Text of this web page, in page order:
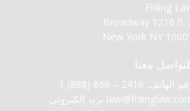
Friling
Broadway 1216 fl.
New York NY
معنا
الهاتف: 2416 – 866 (888) 1
بريد إلكتروني